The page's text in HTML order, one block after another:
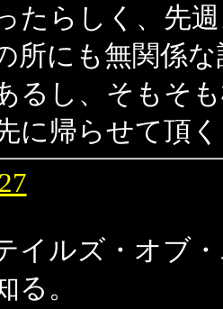
たらしく、先
所にも無関係
るし、そもそ
に帰らせて頂
イルズ・オブ
る。